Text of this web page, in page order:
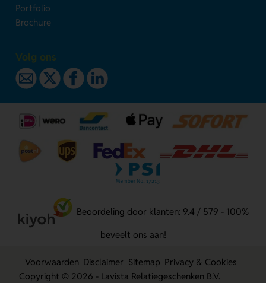
Portfolio
Brochure
Volg ons
Beoordeling door klanten: 9.4 / 579 - 100%
beveelt ons aan!
Voorwaarden Disclaimer Sitemap Privacy & Cookies
Copyright © 2026 - Lavista Relatiegeschenken B.V.